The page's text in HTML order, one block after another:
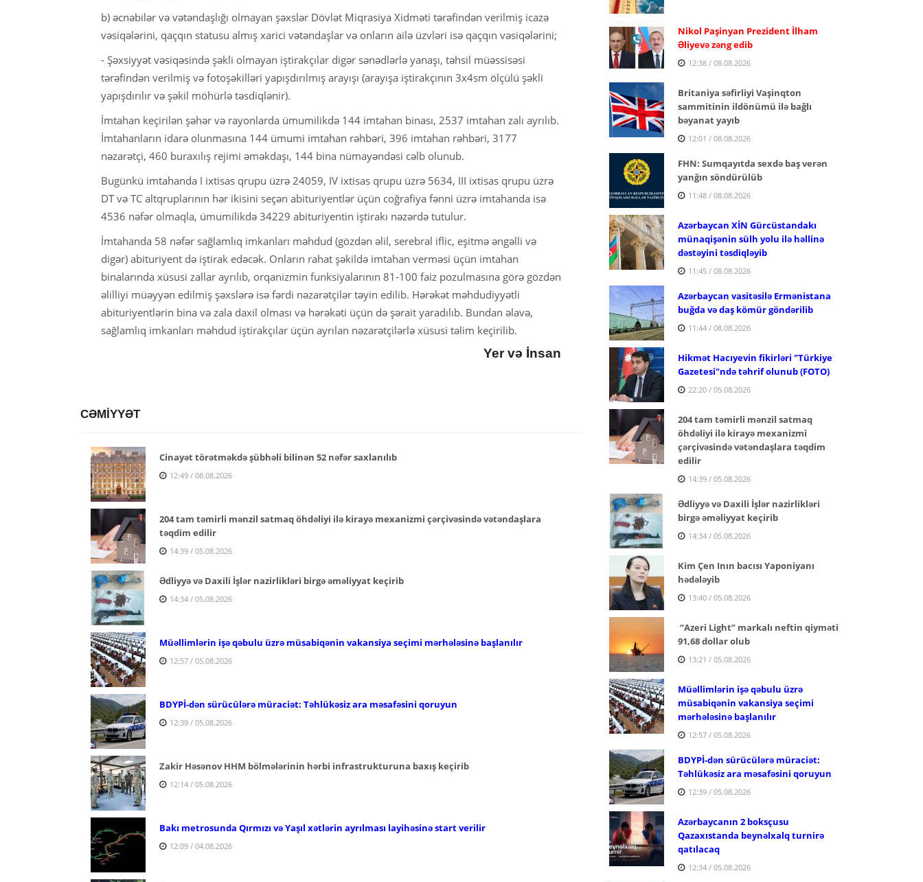
b) əcnəbilər və vətəndaşlığı olmayan şəxslər Dövlət Miqrasiya Xidməti tərəfindən verilmiş icazə
vəsiqələrini, qaçqın statusu almış xarici vətəndaşlar və onların ailə üzvləri isə qaçqın vəsiqələrini;
- Şəxsiyyət vəsiqəsində şəkli olmayan iştirakçılar digər sənədlərlə yanaşı, təhsil müəssisəsi
tərəfindən verilmiş və fotoşəkilləri yapışdırılmış arayışı (arayışa iştirakçının 3x4sm ölçülü şəkli
yapışdırılır və şəkil möhürlə təsdiqlənir).
İmtahan keçirilən şəhər və rayonlarda ümumilikdə 144 imtahan binası, 2537 imtahan zalı ayrılıb.
İmtahanların idarə olunmasına 144 ümumi imtahan rəhbəri, 396 imtahan rəhbəri, 3177
nəzarətçi, 460 buraxılış rejimi əməkdaşı, 144 bina nümayəndəsi cəlb olunub.
Bugünkü imtahanda I ixtisas qrupu üzrə 24059, IV ixtisas qrupu üzrə 5634, III ixtisas qrupu üzrə
DT və TC altqruplarının hər ikisini seçən abituriyentlər üçün coğrafiya fənni üzrə imtahanda isə
4536 nəfər olmaqla, ümumilikdə 34229 abituriyentin iştirakı nəzərdə tutulur.
İmtahanda 58 nəfər sağlamlıq imkanları məhdud (gözdən əlil, serebral iflic, eşitmə əngəlli və
digər) abituriyent də iştirak edəcək. Onların rahat şəkildə imtahan verməsi üçün imtahan
binalarında xüsusi zallar ayrılıb, orqanizmin funksiyalarının 81-100 faiz pozulmasına görə gözdən
əlilliyi müəyyən edilmiş şəxslərə isə fərdi nəzarətçilər təyin edilib. Hərəkət məhdudiyyətli
abituriyentlərin bina və zala daxil olması və hərəkəti üçün də şərait yaradılıb. Bundan əlavə,
sağlamlıq imkanları məhdud iştirakçılar üçün ayrılan nəzarətçilərlə xüsusi təlim keçirilib.
Yer və İnsan
CƏMİYYƏT
Cinayət törətməkdə şübhəli bilinən 52 nəfər saxlanılıb
12:49 / 08.08.2026
204 tam təmirli mənzil satmaq öhdəliyi ilə kirayə mexanizmi çərçivəsində vətəndaşlara
təqdim edilir
14:39 / 05.08.2026
Ədliyyə və Daxili İşlər nazirlikləri birgə əməliyyat keçirib
14:34 / 05.08.2026
Müəllimlərin işə qəbulu üzrə müsabiqənin vakansiya seçimi mərhələsinə başlanılır
12:57 / 05.08.2026
BDYPİ-dən sürücülərə müraciət: Təhlükəsiz ara məsafəsini qoruyun
12:39 / 05.08.2026
Zakir Həsənov HHM bölmələrinin hərbi infrastrukturuna baxış keçirib
12:14 / 05.08.2026
Bakı metrosunda Qırmızı və Yaşıl xətlərin ayrılması layihəsinə start verilir
12:09 / 04.08.2026
Nikol Paşinyan Prezident İlham
Əliyevə zəng edib
12:38 / 08.08.2026
Britaniya səfirliyi Vaşinqton
sammitinin ildönümü ilə bağlı
bəyanat yayıb
12:01 / 08.08.2026
FHN: Sumqayıtda sexdə baş verən
yanğın söndürülüb
11:48 / 08.08.2026
Azərbaycan XİN Gürcüstandakı
münaqişənin sülh yolu ilə həllinə
dəstəyini təsdiqləyib
11:45 / 08.08.2026
Azərbaycan vasitəsilə Ermənistana
buğda və daş kömür göndərilib
11:44 / 08.08.2026
Hikmət Hacıyevin fikirləri "Türkiye
Gazetesi"ndə təhrif olunub (FOTO)
22:20 / 05.08.2026
204 tam təmirli mənzil satmaq
öhdəliyi ilə kirayə mexanizmi
çərçivəsində vətəndaşlara təqdim
edilir
14:39 / 05.08.2026
Ədliyyə və Daxili İşlər nazirlikləri
birgə əməliyyat keçirib
14:34 / 05.08.2026
Kim Çen Inın bacısı Yaponiyanı
hədələyib
13:40 / 05.08.2026
“Azeri Light” markalı neftin qiyməti
91,68 dollar olub
13:21 / 05.08.2026
Müəllimlərin işə qəbulu üzrə
müsabiqənin vakansiya seçimi
mərhələsinə başlanılır
12:57 / 05.08.2026
BDYPİ-dən sürücülərə müraciət:
Təhlükəsiz ara məsafəsini qoruyun
12:39 / 05.08.2026
Azərbaycanın 2 boksçusu
Qazaxıstanda beynəlxalq turnirə
qatılacaq
12:34 / 05.08.2026